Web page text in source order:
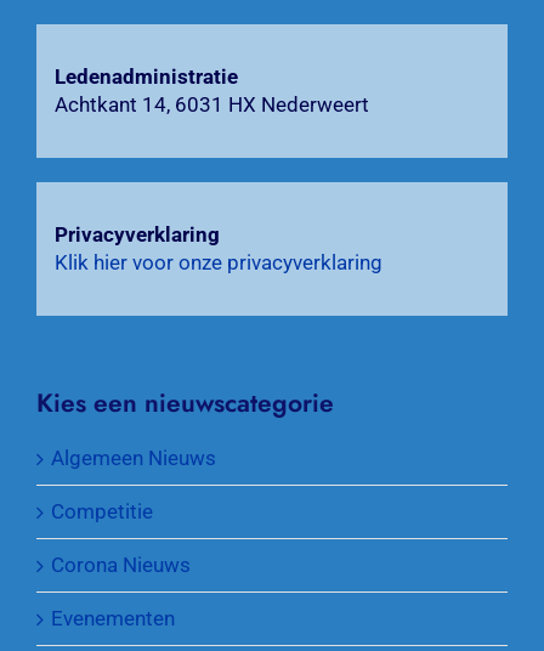
Ledenadministratie
Achtkant 14, 6031 HX Nederweert
Privacyverklaring
Klik hier voor onze privacyverklaring
Kies een nieuwscategorie
Algemeen Nieuws
Competitie
Corona Nieuws
Evenementen